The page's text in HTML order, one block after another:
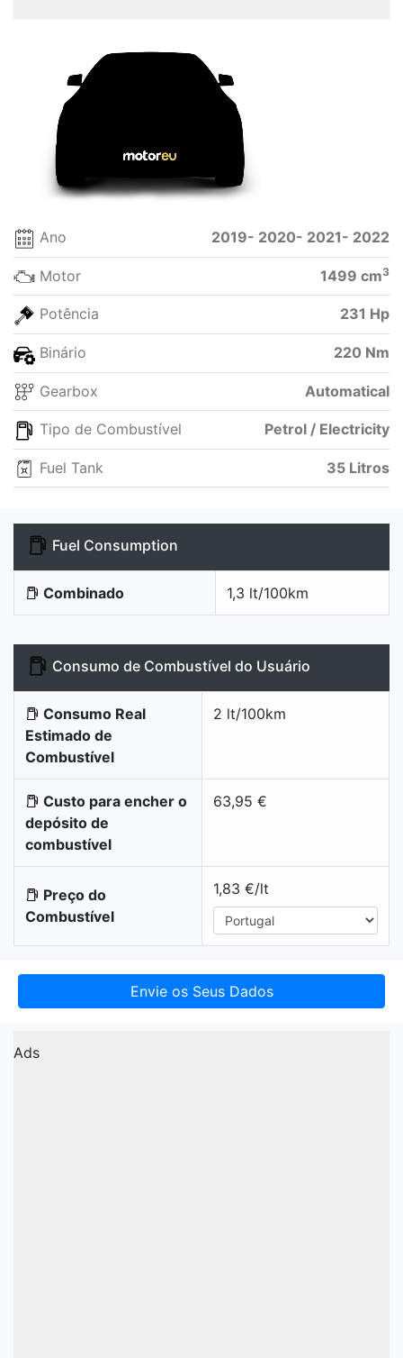
Ano 2019- 2020- 2021- 2022
Motor 1499 cm3
Potência 231 Hp
Binário 220 Nm
Gearbox Automatical
Tipo de Combustível Petrol / Electricity
Fuel Tank 35 Litros
Fuel Consumption
Combinado 1,3 lt/100km
Consumo de Combustível do Usuário
Consumo Real
Estimado de
Combustível
2 lt/100km
Custo para encher o
depósito de
combustível
63,95 €
Preço do
Combustível
1,83 €/lt
Envie os Seus Dados
Ads